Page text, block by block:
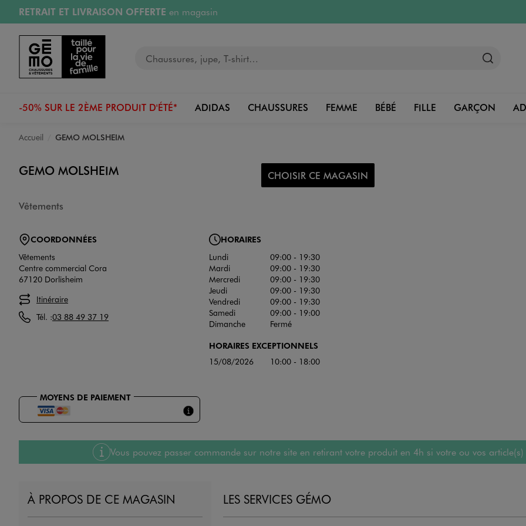
Aller au contenu principal
Aller à la navigation
RETRAIT ET LIVRAISON OFFERTE en magasin
Retours OFFERTSpendant 30 jours
PAYEZ EN 3x SANS FRAIS
dès 50€
RÉSERVATION GRATUITE
-50% SUR LE 2ÈME PRODUIT D'ÉTÉ* ADIDAS CHAUSSURES FEMME BÉBÉ FILLE GARÇON
Accueil GEMO MOLSHEIM
GEMO MOLSHEIM
Vêtements
CHOISIR CE MAGASIN
COORDONNÉES
Vêtements
Centre commercial Cora
67120 Dorlisheim
Itinéraire
Tél. :03 88 49 37 19
HORAIRES
Lundi
09:00 - 19:30
Mardi
09:00 - 19:30
Mercredi
09:00 - 19:30
Jeudi
09:00 - 19:30
Vendredi
09:00 - 19:30
Samedi
09:00 - 19:00
Dimanche
Fermé
HORAIRES EXCEPTIONNELS
15/08/2026 10:00 - 18:00
MOYENS DE PAIEMENT
Vous pouvez passer commande sur notre site en retirant votre produit en 4h si votre ou vos
À PROPOS DE CE MAGASIN LES SERVICES GÉMO